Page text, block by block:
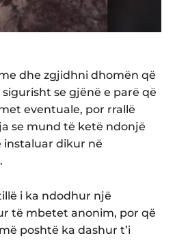
dhe zgjidhni dhomën që
se gjënë e parë që
eventuale, por rrallë
se mund të ketë ndonjë
dikur në
i ka ndodhur një
të mbetet anonim, por që
poshtë ka dashur t’i